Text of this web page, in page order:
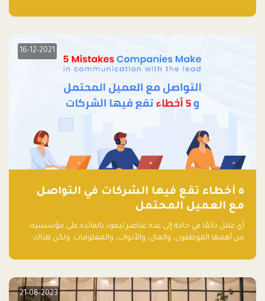
مشاركاً من أبرز صناديق رأس المال الجريء وممثلي المؤسسات
16-12-2021
٥ أخطاء تقع فيها الشركات في التواصل
مع العميل المحتمل
أي عمل دائمًا في حاجة إلى عدة عناصر ليعود بالفائدة على مؤسسيه،
من أهمها الموظفون، والمال، والأدوات، والمعلومات. ولكن هناك
أساسه ذلك العمل.
21-08-2023